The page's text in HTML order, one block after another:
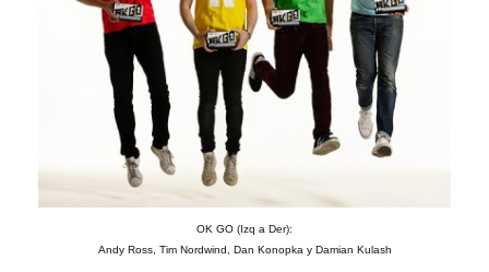
OK GO (Izq a Der):
Andy Ross, Tim Nordwind, Dan Konopka y Damian Kulash